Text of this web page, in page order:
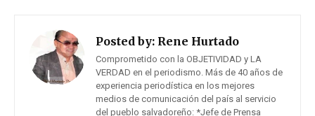
Posted by: Rene Hurtado
Comprometido con la OBJETIVIDAD y LA
VERDAD en el periodismo. Más de 40 años de
experiencia periodística en los mejores
medios de comunicación del país al servicio
del pueblo salvadoreño: *Jefe de Prensa